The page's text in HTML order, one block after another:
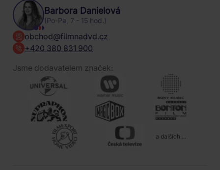
Barbora Danielová
(Po-Pa, 7 - 15 hod.)
obchod@filmnadvd.cz
+420 380 831 900
Jsme dodavatelem značek:
a dalších ...